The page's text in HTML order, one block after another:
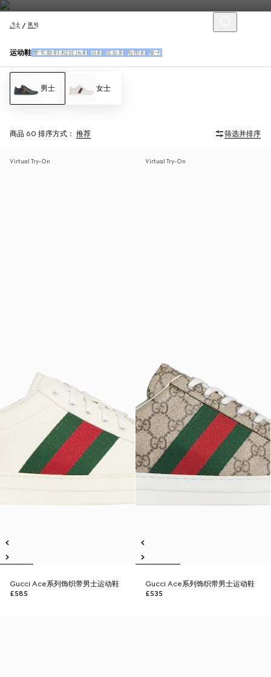
男士 男鞋
运动鞋 摩卡新鞋和音乐鞋 凉鞋 驾车鞋 系带鞋 靴子
男士 女士
商品 60 排序方式： 推荐 筛选并排序
Virtual Try-On
Gucci Ace系列饰织带男士运动鞋
£585
Virtual Try-On
Gucci Ace系列饰织带男士运动鞋
£535